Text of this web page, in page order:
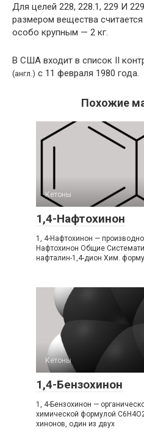
Для целей 228, 228.1, 229 И
размером вещества
особо крупным — 2 кг.
В США входит в список II
(англ. ) с 11 февраля 1980 года.
Похожие
Кетоны
1,4-Нафтохинон
1, 4-Нафтохинон —
Нафтохинон Общие
нафталин-1,4-дион Хим.
Кетоны
1,4-Бензохинон
1, 4-Бензохинон —
химической формулой
хинонов, один из двух